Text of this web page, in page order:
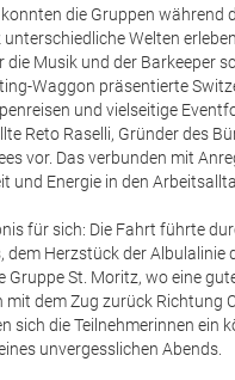
die Gruppen während
Welten
Musik und der Barkeeper
Waggon präsentierte
und vielseitige
Reto Raselli, Gründer des
vor. Das verbunden mit
und Energie in den
für sich: Die Fahrt führte
Herzstück der Albulalinie
Gruppe St. Moritz, wo eine
dem Zug zurück Richtung
sich die Teilnehmerinnen ein
unvergesslichen Abends.